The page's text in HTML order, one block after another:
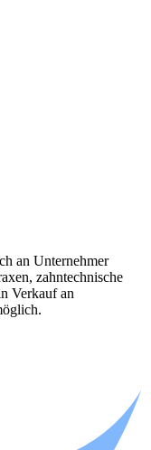
an Unternehmer
zahntechnische
Verkauf an